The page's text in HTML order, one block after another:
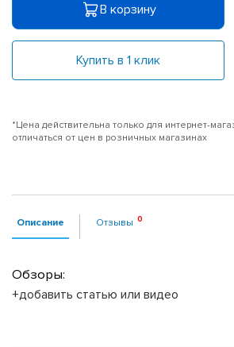
В корзину
Купить в 1 клик
*Цена действительна только для интернет-
отличаться от цен в розничных магазинах
Описание Отзывы
Обзоры:
+добавить статью или видео